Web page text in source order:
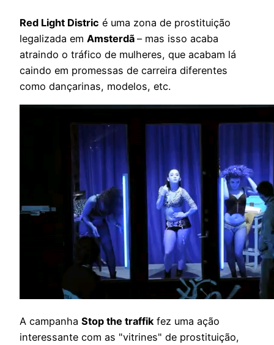
Red Light Distric é uma zona de prostituição
legalizada em Amsterdã – mas isso acaba
atraindo o tráfico de mulheres, que acabam lá
caindo em promessas de carreira diferentes
como dançarinas, modelos, etc.
A campanha Stop the traffik fez uma ação
interessante com as "vitrines" de prostituição,